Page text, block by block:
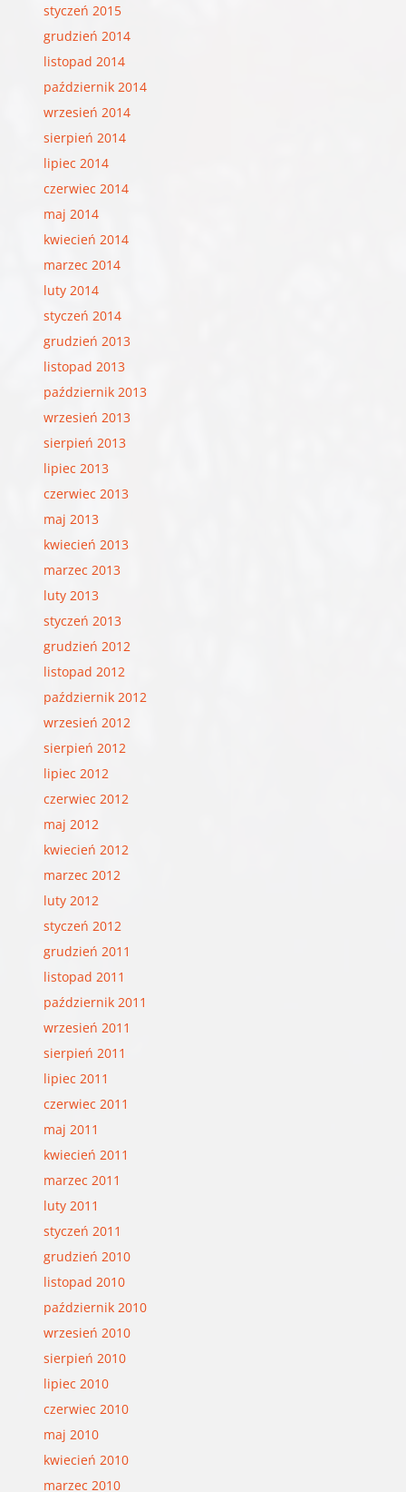
styczeń 2015
grudzień 2014
listopad 2014
październik 2014
wrzesień 2014
sierpień 2014
lipiec 2014
czerwiec 2014
maj 2014
kwiecień 2014
marzec 2014
luty 2014
styczeń 2014
grudzień 2013
listopad 2013
październik 2013
wrzesień 2013
sierpień 2013
lipiec 2013
czerwiec 2013
maj 2013
kwiecień 2013
marzec 2013
luty 2013
styczeń 2013
grudzień 2012
listopad 2012
październik 2012
wrzesień 2012
sierpień 2012
lipiec 2012
czerwiec 2012
maj 2012
kwiecień 2012
marzec 2012
luty 2012
styczeń 2012
grudzień 2011
listopad 2011
październik 2011
wrzesień 2011
sierpień 2011
lipiec 2011
czerwiec 2011
maj 2011
kwiecień 2011
marzec 2011
luty 2011
styczeń 2011
grudzień 2010
listopad 2010
październik 2010
wrzesień 2010
sierpień 2010
lipiec 2010
czerwiec 2010
maj 2010
kwiecień 2010
marzec 2010